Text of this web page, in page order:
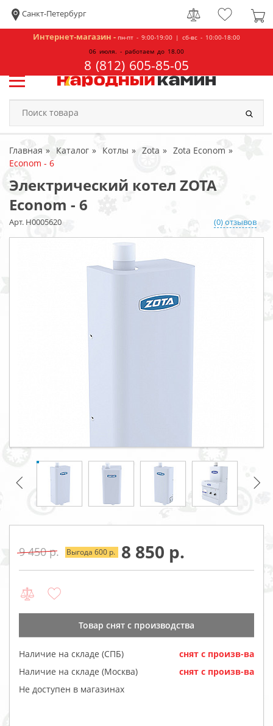
Санкт-Петербург
Интернет-магазин - пн-пт - 9:00-19:00 | сб-вс - 10:00-18:00
06 июля. - работаем до 18.00
8 (812) 605-85-05
Главная Каталог Котлы Zota
Zota Econom
Econom - 6
Электрический котел ZOTA
Econom - 6
Арт. Н0005620 (0) отзывов
9 450 Выгода 600 8 850
Товар cнят с производства
Наличие на складе (СПБ)
cнят с произв-ва
Наличие на складе (Москва)
cнят с произв-ва
Не доступен в магазинах